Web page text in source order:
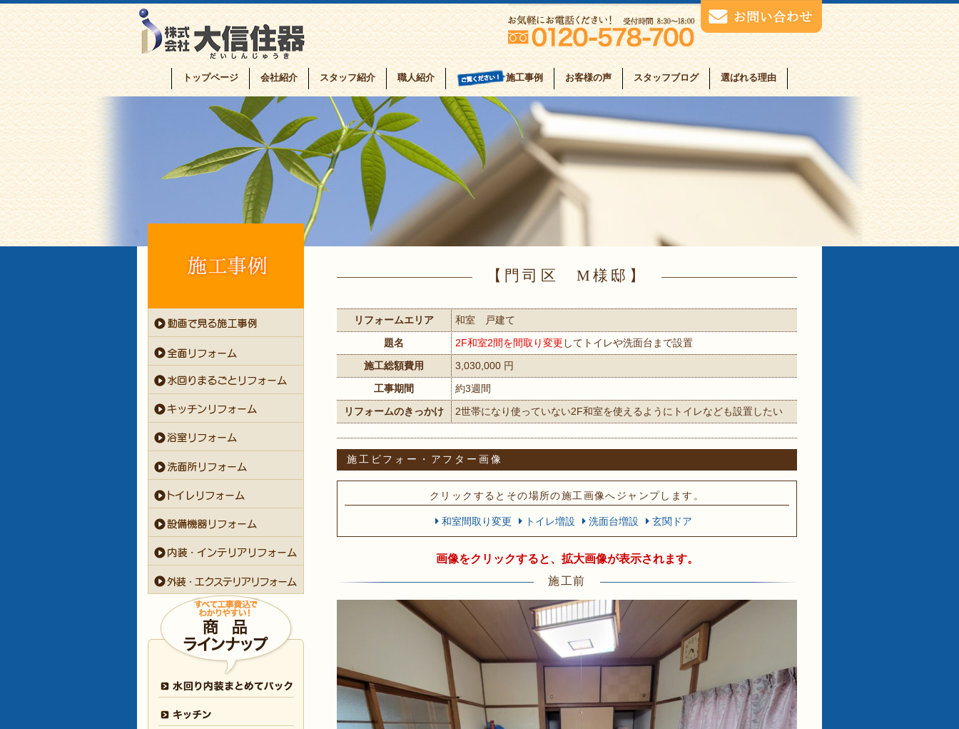
トップページ 会社紹介 スタッフ紹介 職人紹介 施工事例 お客様の声 スタッフブログ 選ばれる理由
門司区 M様邸
リフォームエリア
和室 戸建て
題名
2F和室2間を間取り変更 してトイレや洗面台まで設置
施工総額費用
3,030,000 円
工事期間
約3週間
リフォームのきっかけ
2世帯になり使っていない2F和室を使えるようにトイレなども設置したい
施工ビフォー・アフター画像
クリックするとその場所の施工画像へジャンプします。
和室間取り変更 トイレ増設 洗面台増設 玄関ドア
画像をクリックすると、拡大画像が表示されます。
施工前